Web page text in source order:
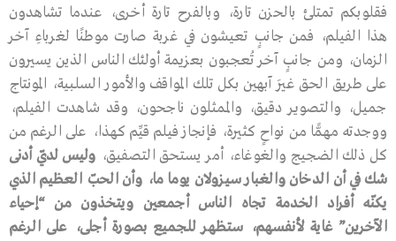
فقلوبكم تمتلئ بالحزن تارة، وبالفرح تارة أخرى، عندما تشاهدون
هذا الفيلم، فمن جانبٍ تعيشون في غربة صارت موطنًا لغرباءِ آخر
الزمان، ومن جانبٍ آخر تُعجبون بعزيمة أولئك الناس الذين يسيرون
على طريق الحق غيرَ آبهين بكل تلك المواقف والأمور السلبية، المونتاج
جميل، والتصوير دقيق، والممثلون ناجحون، وقد شاهدت الفيلم،
ووجدته مهمًّا من نواحٍ كثيرة، فإنجاز فيلم قيِّم كهذا، على الرغم من
كل ذلك الضجيج والغوغاء، أمر يستحق التصفيق، وليس لديّ أدنى
شك في أن الدخان والغبار سيزولان يوما ما، وأن الحبّ العظيم الذي
يكنّه أفراد الخدمة تجاه الناس أجمعين ويتخذون من “إحياء
الآخرين”غاية لأنفسهم، ستظهر للجميع بصورة أجلى، على الرغم